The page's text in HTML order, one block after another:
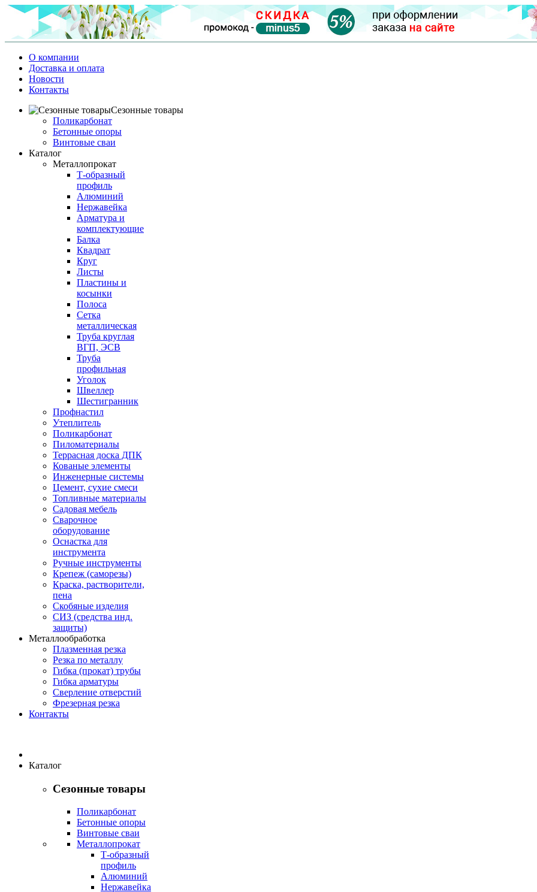
О компании
Доставка и оплата
Новости
Контакты
Сезонные товары
Поликарбонат
Бетонные опоры
Винтовые сваи
Каталог
Металлопрокат
Т-образный
профиль
Алюминий
Нержавейка
Арматура и
комплектующие
Балка
Квадрат
Круг
Листы
Пластины и
косынки
Полоса
Сетка
металлическая
Труба круглая
ВГП, ЭСВ
Труба
профильная
Уголок
Швеллер
Шестигранник
Профнастил
Утеплитель
Поликарбонат
Пиломатериалы
Террасная доска ДПК
Кованые элементы
Инженерные системы
Цемент, сухие смеси
Топливные материалы
Садовая мебель
Сварочное
оборудование
Оснастка для
инструмента
Ручные инструменты
Крепеж (саморезы)
Краска, растворители,
пена
Скобяные изделия
СИЗ (средства инд.
защиты)
Металлообработка
Плазменная резка
Резка по металлу
Гибка (прокат) трубы
Гибка арматуры
Сверление отверстий
Фрезерная резка
Контакты
Каталог
Сезонные товары
Поликарбонат
Бетонные опоры
Винтовые сваи
Металлопрокат
Т-образный
профиль
Алюминий
Нержавейка